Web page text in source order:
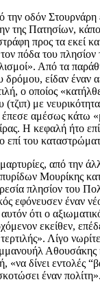
την οδόν Στουρνάρη
της Πατησίων,
προς τα εκεί
πόδα του πλησίον
Από τα
δρόμου, είδαν έναν
ο οποίος
(τζιπ) με
αμέσως κάτω
Η κεφαλή ήτο
επί του
από την
Μουρίκης
πλησίον του
εφόνευσεν έναν
ότι ο
εκείθεν,
Λίγο
Αθουσάκης
«να δίνει εντολές
έναν πολίτη».